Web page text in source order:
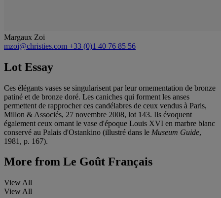
Margaux Zoi
mzoi@christies.com +33 (0)1 40 76 85 56
Lot Essay
Ces élégants vases se singularisent par leur ornementation de bronze
patiné et de bronze doré. Les caniches qui forment les anses
permettent de rapprocher ces candélabres de ceux vendus à Paris,
Millon & Associés, 27 novembre 2008, lot 143. Ils évoquent
également ceux ornant le vase d'époque Louis XVI en marbre blanc
conservé au Palais d'Ostankino (illustré dans le Museum Guide,
1981, p. 167).
More from Le Goût Français
View All
View All